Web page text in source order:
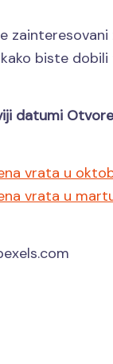
kako biste
datumi
vrata u
vrata u